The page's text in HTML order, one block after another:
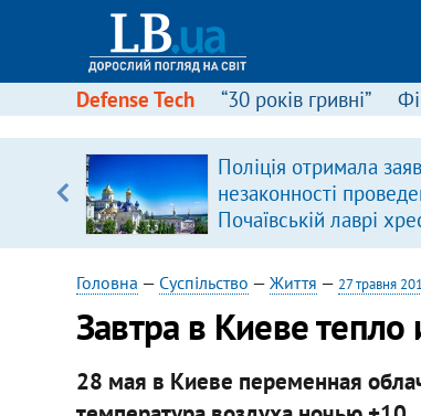
Defense Tech “30 років гривні”
Поліція отримала
незаконності
Почаївській лаврі
Головна — Суспільство — Життя — 27 травня
Завтра в Киеве тепло
28 мая в Киеве переменная